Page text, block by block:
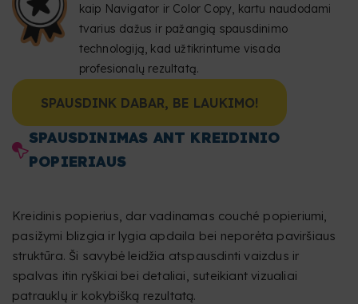
kaip Navigator ir Color Copy, kartu naudodami
tvarius dažus ir pažangią spausdinimo
technologiją, kad užtikrintume visada
profesionalų rezultatą.
SPAUSDINK DABAR, BE LAUKIMO!
SPAUSDINIMAS ANT KREIDINIO
POPIERIAUS
Kreidinis popierius, dar vadinamas couché popieriumi,
pasižymi blizgia ir lygia apdaila bei neporėta paviršiaus
struktūra. Ši savybė leidžia atspausdinti vaizdus ir
spalvas itin ryškiai bei detaliai, suteikiant vizualiai
patrauklų ir kokybišką rezultatą.